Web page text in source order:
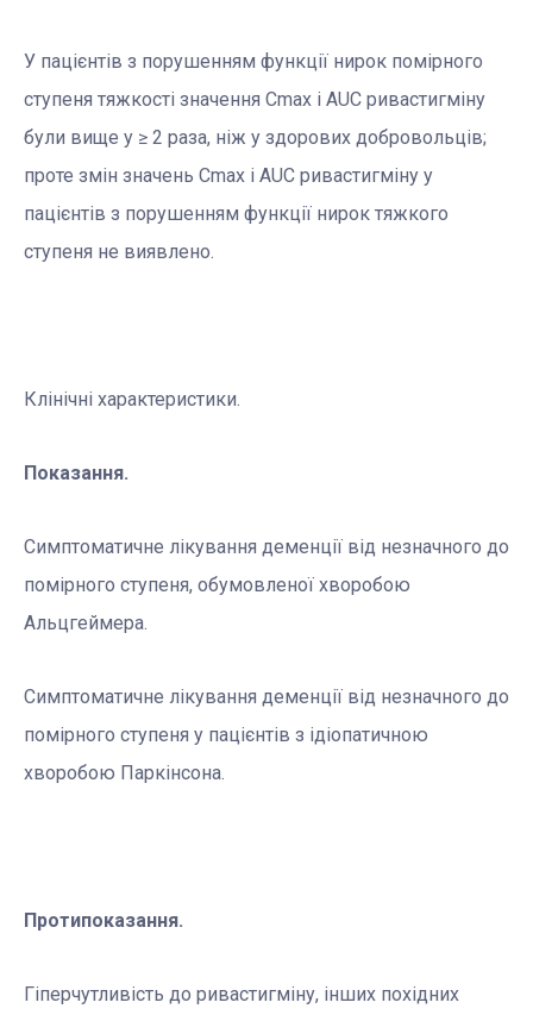
У пацієнтів з порушенням функції нирок помірного
ступеня тяжкості значення Сmax і AUC ривастигміну
були вище у ≥ 2 раза, ніж у здорових добровольців;
проте змін значень Сmax і AUC ривастигміну у
пацієнтів з порушенням функції нирок тяжкого
ступеня не виявлено.
Клінічні характеристики.
Показання.
Cимптоматичне лікування деменції від незначного до
помірного ступеня, обумовленої хворобою
Альцгеймера.
Симптоматичне лікування деменції від незначного до
помірного ступеня у пацієнтів з ідіопатичною
хворобою Паркінсона.
Протипоказання.
Гіперчутливість до ривастигміну, інших похідних